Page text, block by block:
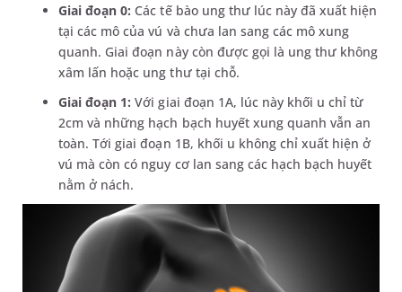
Giai đoạn 0: Các tế bào ung thư lúc này đã xuất hiện
tại các mô của vú và chưa lan sang các mô xung
quanh. Giai đoạn này còn được gọi là ung thư không
xâm lấn hoặc ung thư tại chỗ.
Giai đoạn 1: Với giai đoạn 1A, lúc này khối u chỉ từ
2cm và những hạch bạch huyết xung quanh vẫn an
toàn. Tới giai đoạn 1B, khối u không chỉ xuất hiện ở
vú mà còn có nguy cơ lan sang các hạch bạch huyết
nằm ở nách.